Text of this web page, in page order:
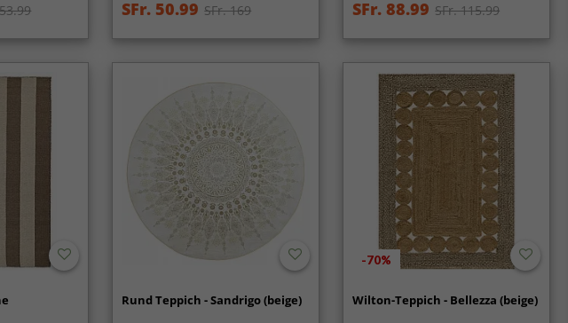
SFr. 50.99 SFr. 169 SFr. 88.99 SFr. 115.99
Rund Teppich - Sandrigo (beige)
-70%
Wilton-Teppich - Bellezza (beige)